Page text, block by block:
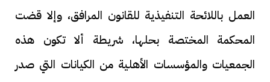
العمل باللائحة التنفيذية للقانون المرافق، وإلا قضت
المحكمة المختصة بحلها، شريطة ألا تكون هذه
الجمعيات والمؤسسات الأهلية من الكيانات التي صدر